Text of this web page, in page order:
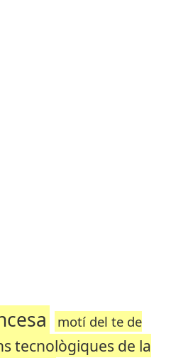
motí del te de
tecnològiques de la